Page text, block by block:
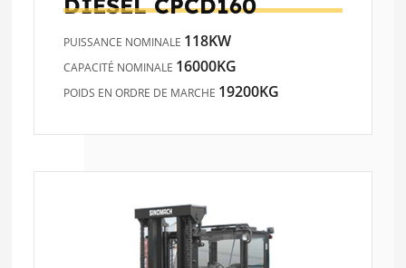
PUISSANCE NOMINALE 118KW
CAPACITÉ NOMINALE 16000KG
POIDS EN ORDRE DE MARCHE 19200KG